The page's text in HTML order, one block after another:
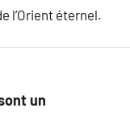
l’Orient éternel.
un